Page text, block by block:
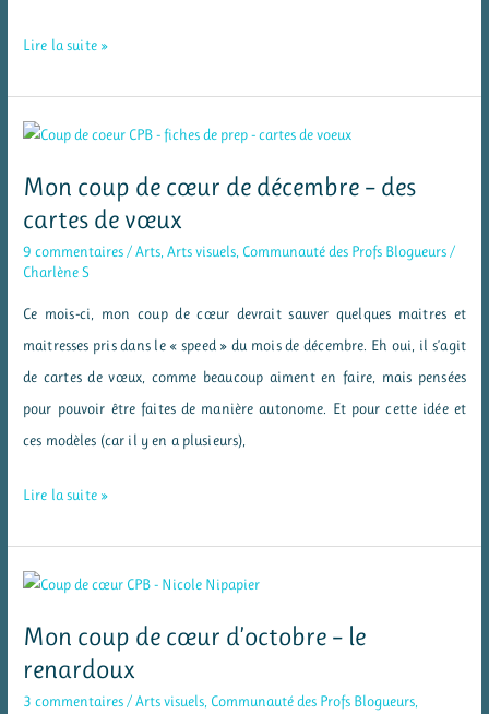
Des
les
la
rentrée
Lire la suite »
Mon coup de cœur de décembre – des
cartes de vœux
9 commentaires /Arts ,Arts visuels Communauté des Profs Blogueurs /
Charlène S
Ce mois-ci, mon coup de cœur devrait sauver quelques maitres et
maitresses pris dans le « speed » du mois de décembre. Eh oui, il s’agit
de cartes de vœux, comme beaucoup aiment en faire, mais pensées
pour pouvoir être faites de manière autonome. Et pour cette idée et
ces modèles (car il y en a plusieurs),
Mon
cœur
décembre
–
Lire la suite »
Mon coup de cœur d’octobre – le
renardoux
3 commentaires /Arts visuels Communauté des Profs Blogueurs